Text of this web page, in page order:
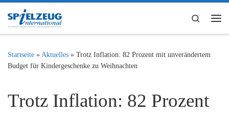
Zum Inhalt springen
Search
Startseite » Aktuelles » Trotz Inflation: 82 Prozent mit unverändertem
Budget für Kindergeschenke zu Weihnachten
Trotz Inflation: 82 Prozent